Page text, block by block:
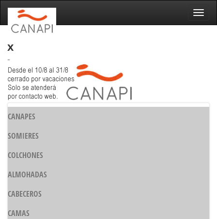
x
-
CANAPES
SOMIERES
COLCHONES
ALMOHADAS
CABECEROS
CAMAS